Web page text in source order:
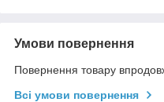
Умови повернення
Повернення товару
Всі умови повернення